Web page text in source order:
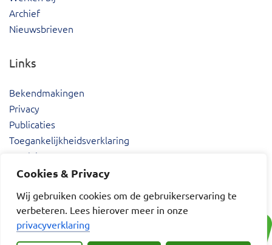
Cookies & Privacy
Wij gebruiken cookies om de gebruikerservaring te
verbeteren. Lees hierover meer in onze
privacyverklaring
Archief
Nieuwsbrieven
Links
Bekendmakingen
Privacy
Publicaties
Toegankelijkheidsverklaring
Proclaimer